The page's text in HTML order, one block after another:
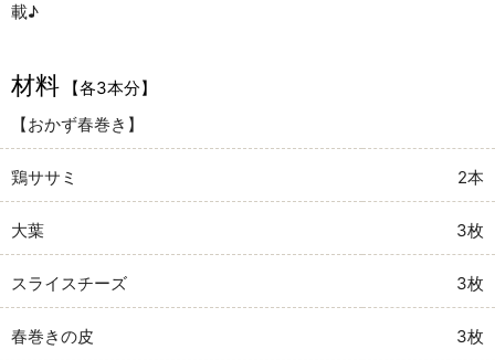
載♪
材料
【各3本分】
【おかず春巻き】
鶏ササミ 2本
大葉 3枚
スライスチーズ 3枚
春巻きの皮 3枚